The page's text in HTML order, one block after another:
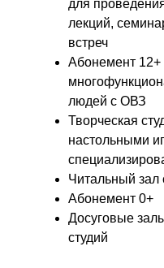
для
лекций,
встреч
Абонемент 12+
людей с ОВЗ
Творческая
настольными
Читальный зал
Абонемент 0+
Досуговые
студий